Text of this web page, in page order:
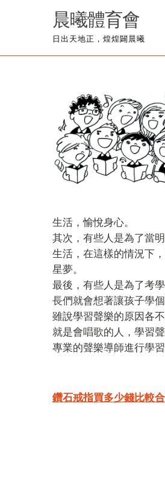
晨曦體育會
日出天地正，煌煌闢晨曦
生活，愉悅身心。
其次，有些人是為了當
生活，在這樣的情況下
星夢。
最後，有些人是為了考
長們就會想著讓孩子學
雖說學習聲樂的原因各
就是會唱歌的人，學習
專業的聲樂導師進行學習
Post
鑽石戒指買多少錢比較